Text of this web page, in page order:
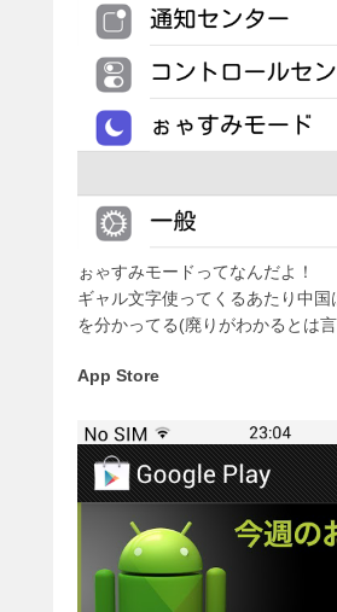
ぉゃすみモードってなんだよ！
ギャル文字使ってくるあたり中国
を分かってる(廃りがわかるとは
App Store